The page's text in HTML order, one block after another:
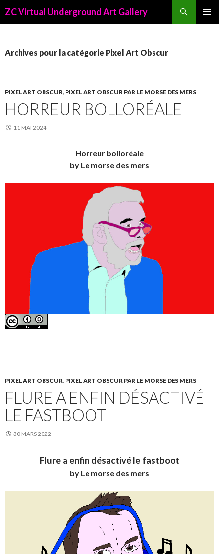
ZC Virtual Underground Art Gallery
PRINCIPAL
Archives pour la catégorie Pixel Art Obscur
PIXEL ART OBSCUR, PIXEL ART OBSCUR PAR LE MORSE DES MERS
HORREUR BOLLORÉALE
11 MAI 2024
Horreur bolloréale
by Le morse des mers
PIXEL ART OBSCUR, PIXEL ART OBSCUR PAR LE MORSE DES MERS
FLURE A ENFIN DÉSACTIVÉ
LE FASTBOOT
30 MARS 2022
Flure a enfin désactivé le fastboot
by Le morse des mers